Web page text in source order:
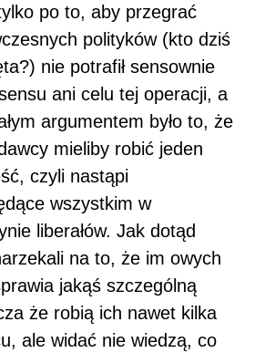
po to, aby przegrać
polityków (kto dziś
nie potrafił sensownie
ani celu tej operacji, a
argumentem było to, że
mieliby robić jeden
czyli nastąpi
wszystkim w
liberałów. Jak dotąd
na to, że im owych
jakąś szczególną
że robią ich nawet kilka
ale widać nie wiedzą, co